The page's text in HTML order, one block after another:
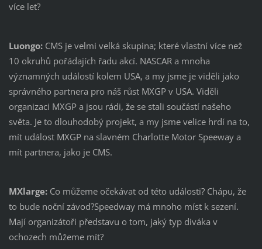
více let?
Luongo:CMS je velmi velká skupina; které vlastní více než
10 okruhů pořádajích řadu akcí. NASCAR a mnoha
významných událostí kolem USA, a my jsme je viděli jako
správného partnera pro náš růst MXGP v USA. Viděli
organizaci MXGP a jsou rádi, že se stali součástí našeho
světa. Je to dlouhodobý projekt, a my jsme velice hrdí na to,
mít událost MXGP na slavném Charlotte Motor Speeway a
mít partnera, jako je CMS.
MXlarge:Co můžeme očekávat od této události? Chápu, že
to bude noční závod?Speedway má mnoho míst k sezení.
Mají organizátoři představu o tom, jaký typ diváka v
ochozech můžeme mít?